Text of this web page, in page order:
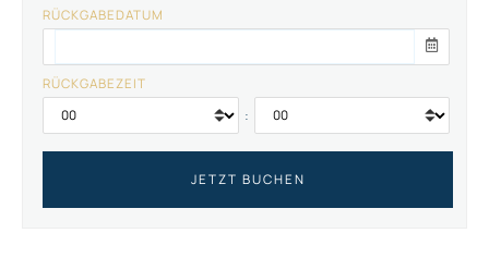
RÜCKGABEDATUM
RÜCKGABEZEIT
: